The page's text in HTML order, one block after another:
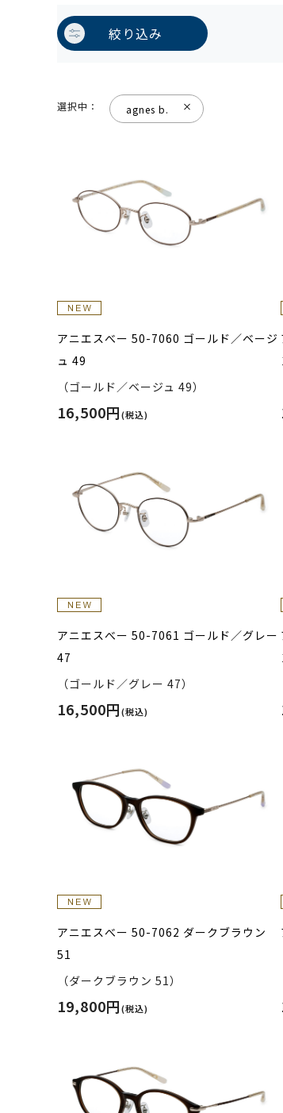
絞り込み
選択中： agnes b.
アニエスべー 50-7060 ゴールド／ベージ
ュ 49
（ゴールド／ベージュ 49）
16,500円(税込)
アニエスべー 50-7061 ゴールド／グレー
47
（ゴールド／グレー 47）
16,500円(税込)
アニエスべー 50-7062 ダークブラウン
51
（ダークブラウン 51）
19,800円(税込)